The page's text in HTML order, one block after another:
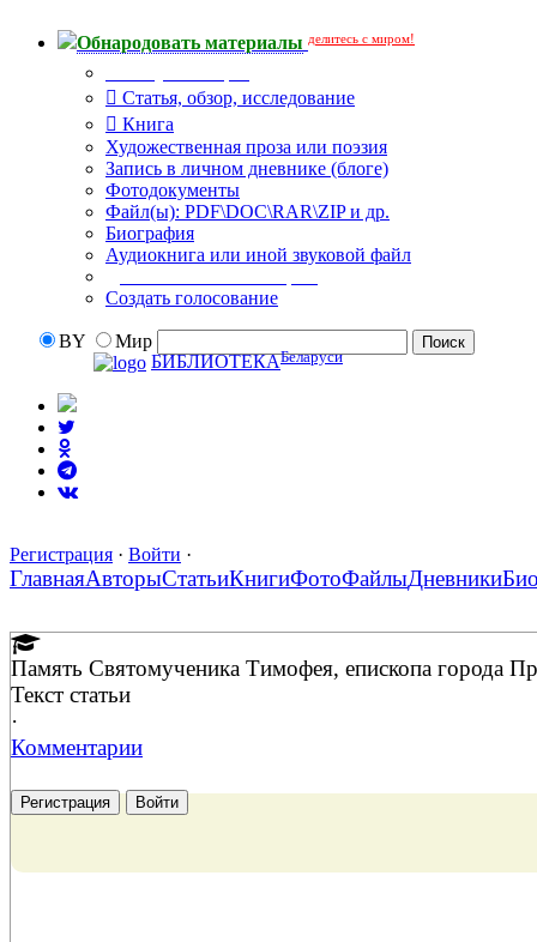
Обнародовать материалы делитесь с миром!
Статья, обзор, исследование
Книга
Художественная проза или поэзия
Запись в личном дневнике (блоге)
Фотодокументы
Файл(ы): PDF\DOC\RAR\ZIP и др.
Биография
Аудиокнига или иной звуковой файл
Создать голосование
BY
Мир
БИБЛИОТЕКАБеларуси
Регистрация · Войти ·
ГлавнаяАвторыСтатьиКнигиФотоФайлыДневники
Память Святомученика Тимофея, епископа города
Текст статьи
·
Комментарии
Регистрация Войти